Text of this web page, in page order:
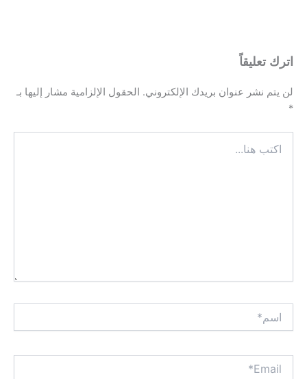
اترك تعليقاً
لن يتم نشر عنوان بريدك الإلكتروني. الحقول الإلزامية مشار إليها بـ
*
هنا...